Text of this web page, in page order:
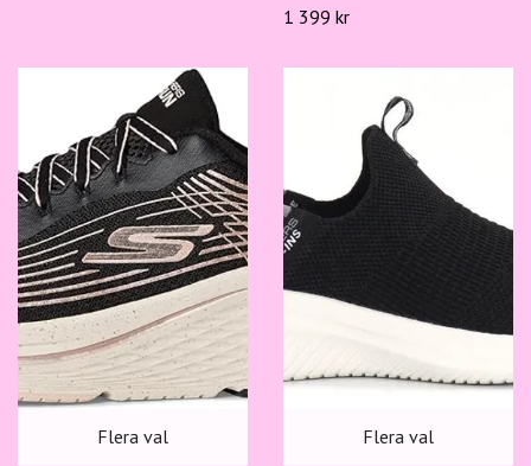
1 399 kr
Flera val Flera val